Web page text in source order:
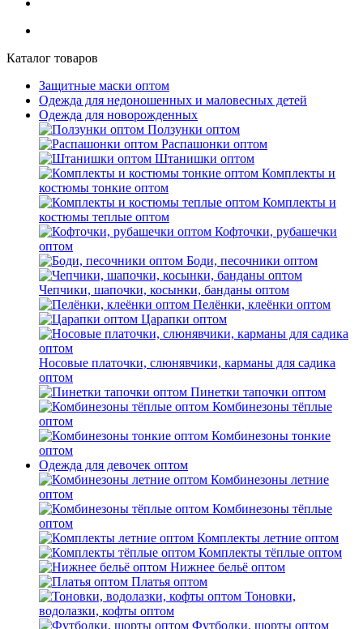
Каталог товаров
Защитные маски оптом
Одежда для недоношенных и маловесных детей
Одежда для новорожденных
Ползунки оптом
Распашонки оптом
Штанишки оптом
Комплекты и
костюмы тонкие оптом
Комплекты и
костюмы теплые оптом
Кофточки, рубашечки
оптом
Боди, песочники оптом
Чепчики, шапочки, косынки, банданы оптом
Пелёнки, клеёнки оптом
Царапки оптом
Носовые платочки, слюнявчики, карманы для садика
оптом
Пинетки тапочки оптом
Комбинезоны тёплые
оптом
Комбинезоны тонкие
оптом
Одежда для девочек оптом
Комбинезоны летние
оптом
Комбинезоны тёплые
оптом
Комплекты летние оптом
Комплекты тёплые оптом
Нижнее бельё оптом
Платья оптом
Тоновки,
водолазки, кофты оптом
Футболки, шорты оптом